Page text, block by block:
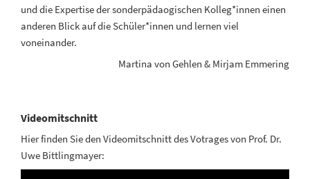
und die Expertise der sonderpädaogischen Kolleg*innen einen
anderen Blick auf die Schüler*innen und lernen viel
voneinander.
Martina von Gehlen & Mirjam Emmering
Videomitschnitt
Hier finden Sie den Videomitschnitt des Votrages von Prof. Dr.
Uwe Bittlingmayer: